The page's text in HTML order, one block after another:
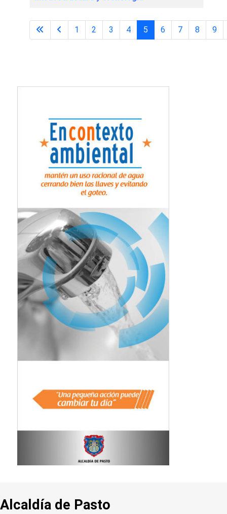
Página 5 de 60
1 2 3 4 5 6 7 8 9
Alcaldía de Pasto